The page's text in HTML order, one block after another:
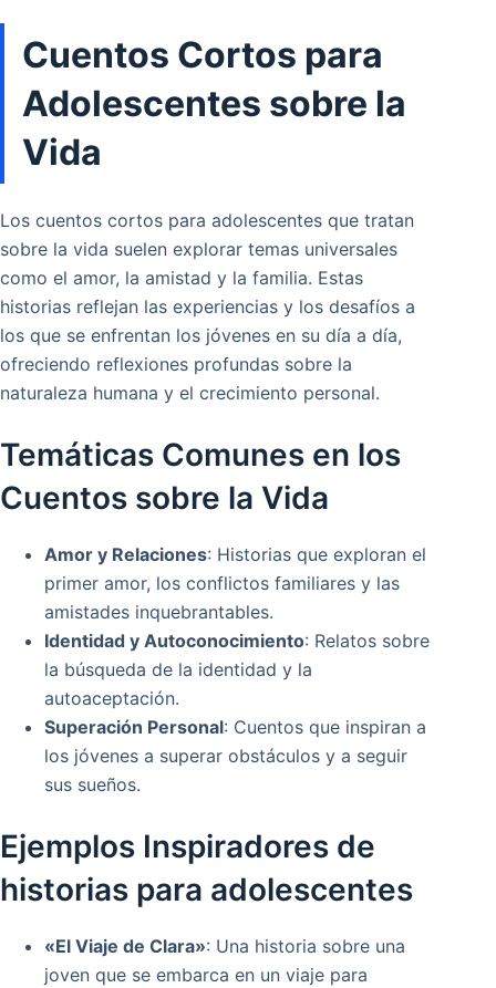
Cuentos Cortos para
Adolescentes sobre la
Vida
Los cuentos cortos para adolescentes que tratan
sobre la vida suelen explorar temas universales
como el amor, la amistad y la familia. Estas
historias reflejan las experiencias y los desafíos a
los que se enfrentan los jóvenes en su día a día,
ofreciendo reflexiones profundas sobre la
naturaleza humana y el crecimiento personal.
Temáticas Comunes en los
Cuentos sobre la Vida
Amor y Relaciones: Historias que exploran el
primer amor, los conflictos familiares y las
amistades inquebrantables.
Identidad y Autoconocimiento: Relatos sobre
la búsqueda de la identidad y la
autoaceptación.
Superación Personal: Cuentos que inspiran a
los jóvenes a superar obstáculos y a seguir
sus sueños.
Ejemplos Inspiradores de
historias para adolescentes
«El Viaje de Clara»: Una historia sobre una
joven que se embarca en un viaje para